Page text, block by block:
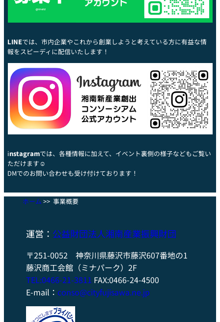
LINEでは、市内企業やこれから創業しようと考えている方に有益な情
報をスピーディに配信いたします！
instagramでは、各種情報に加えて、イベント裏側の様子などもご覧い
ただけます☺
DMでのお問い合わせも受け付けております！
ホーム >>事業概要
運営： 公益財団法人湘南産業振興財団
〒251-0052 神奈川県藤沢市藤沢607番地の1
藤沢商工会館（ミナパーク）2F
TEL:0466-21-3811 FAX:0466-24-4500
E-mail： conso@cityfujisawa.ne.jp